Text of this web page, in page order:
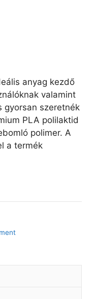
anyag kezdő
valamint
gyorsan szeretnék
PLA polilaktid
polimer. A
a termék